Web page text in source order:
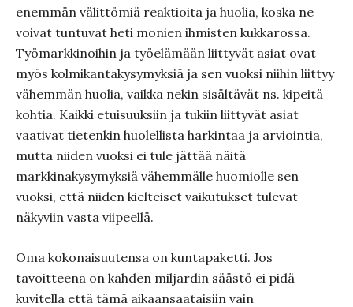
enemmän välittömiä reaktioita ja huolia, koska ne
voivat tuntuvat heti monien ihmisten kukkarossa.
Työmarkkinoihin ja työelämään liittyvät asiat ovat
myös kolmikantakysymyksiä ja sen vuoksi niihin liittyy
vähemmän huolia, vaikka nekin sisältävät ns. kipeitä
kohtia. Kaikki etuisuuksiin ja tukiin liittyvät asiat
vaativat tietenkin huolellista harkintaa ja arviointia,
mutta niiden vuoksi ei tule jättää näitä
markkinakysymyksiä vähemmälle huomiolle sen
vuoksi, että niiden kielteiset vaikutukset tulevat
näkyviin vasta viipeellä.
Oma kokonaisuutensa on kuntapaketti. Jos
tavoitteena on kahden miljardin säästö ei pidä
kuvitella että tämä aikaansaataisiin vain